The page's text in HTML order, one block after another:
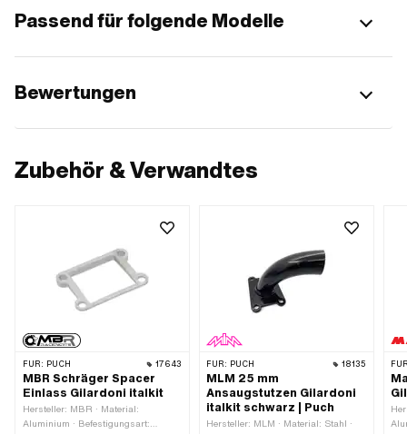
Passend für folgende Modelle
Bewertungen
Zubehör & Verwandtes
FÜR: PUCH 17643
MBR Schräger Spacer
Einlass Gilardoni italkit
Hersteller: MBR · Material:
Aluminium · Befestigungsart:
FÜR: PUCH 18135
MLM 25 mm
Ansaugstutzen Gilardoni
italkit schwarz | Puch
Hersteller: MLM · Material: Stahl ·